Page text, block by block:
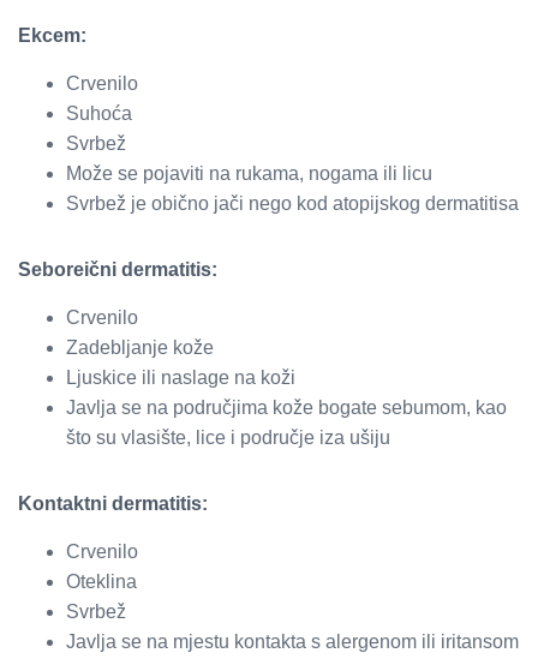
Ekcem:
Crvenilo
Suhoća
Svrbež
Može se pojaviti na rukama, nogama ili licu
Svrbež je obično jači nego kod atopijskog dermatitisa
Seboreični dermatitis:
Crvenilo
Zadebljanje kože
Ljuskice ili naslage na koži
Javlja se na područjima kože bogate sebumom, kao
što su vlasište, lice i područje iza ušiju
Kontaktni dermatitis:
Crvenilo
Oteklina
Svrbež
Javlja se na mjestu kontakta s alergenom ili iritansom